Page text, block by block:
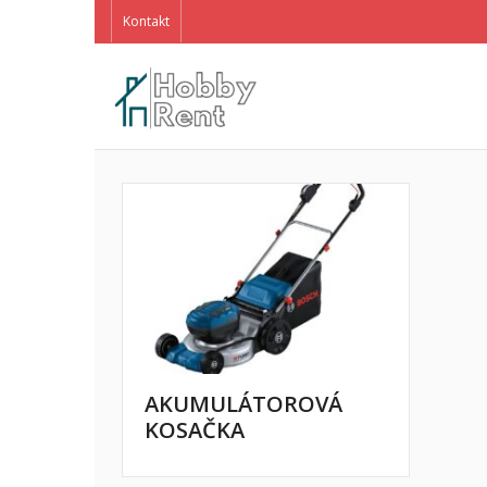
Kontakt
AKUMULÁTOROVÁ
KOSAČKA